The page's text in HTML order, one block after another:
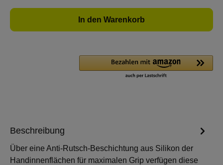
In den Warenkorb
Beschreibung
Über eine Anti-Rutsch-Beschichtung aus Silikon der
Handinnenflächen für maximalen Grip verfügen diese